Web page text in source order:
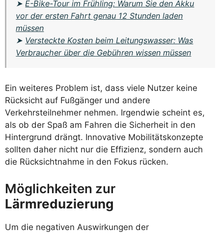
➤E-Bike-Tour im Frühling: Warum Sie den Akku
vor der ersten Fahrt genau 12 Stunden laden
müssen
➤ Versteckte Kosten beim Leitungswasser: Was
Verbraucher über die Gebühren wissen müssen
Ein weiteres Problem ist, dass viele Nutzer keine
Rücksicht auf Fußgänger und andere
Verkehrsteilnehmer nehmen. Irgendwie scheint es,
als ob der Spaß am Fahren die Sicherheit in den
Hintergrund drängt. Innovative Mobilitätskonzepte
sollten daher nicht nur die Effizienz, sondern auch
die Rücksichtnahme in den Fokus rücken.
Möglichkeiten zur
Lärmreduzierung
Um die negativen Auswirkungen der